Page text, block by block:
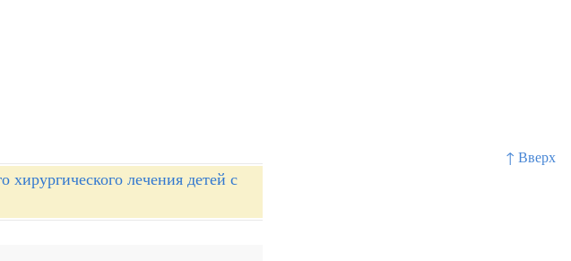
↑ Вверх
хирургического лечения детей с